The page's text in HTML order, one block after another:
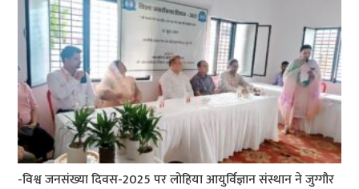
-विश्व जनसंख्या दिवस-2025 पर लोहिया आयुर्विज्ञान संस्थान ने जुग्गौर